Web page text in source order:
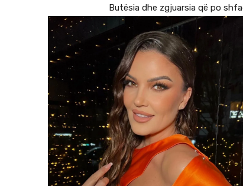
Butësia dhe zgjuarsia që po